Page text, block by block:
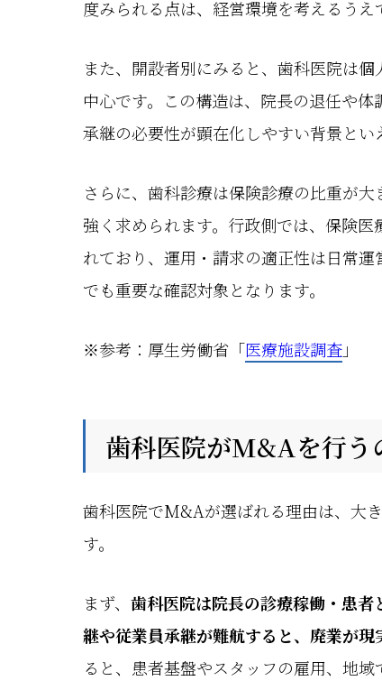
度みられる点は、経営環境を考えるうえ
また、開設者別にみると、歯科医院は
中心です。この構造は、院長の退任や体
承継の必要性が顕在化しやすい背景とい
さらに、歯科診療は保険診療の比重が
強く求められます。行政側では、保険
れており、運用・請求の適正性は日常
でも重要な確認対象となります。
※参考：厚生労働省「医療施設調査」
歯科医院がM&Aを行う
歯科医院でM&Aが選ばれる理由は、大
す。
まず、 歯科医院は院長の診療稼働・患
継や従業員承継が難航すると、廃業が現
ると、患者基盤やスタッフの雇用、地